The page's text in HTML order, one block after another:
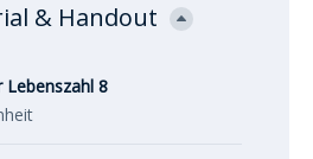
& Handout
Lebenszahl 8